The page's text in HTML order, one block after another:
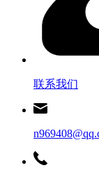
联系我们